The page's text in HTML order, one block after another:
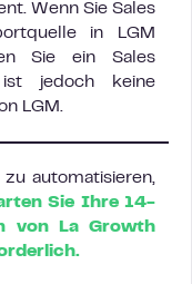
Wenn Sie Sales
in LGM
Sie ein Sales
ist jedoch keine
LGM.
automatisieren,
Sie Ihre 14-
von La Growth